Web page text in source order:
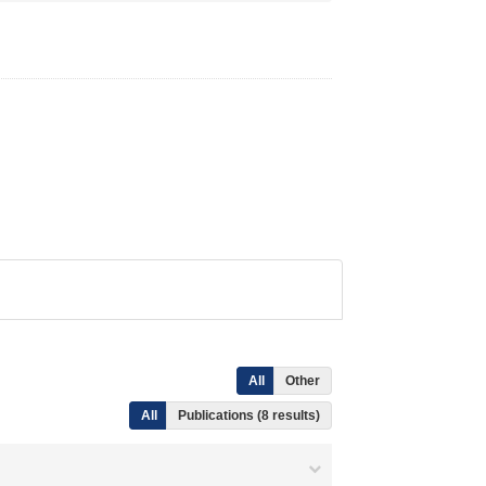
All Other
All Publications (8 results)